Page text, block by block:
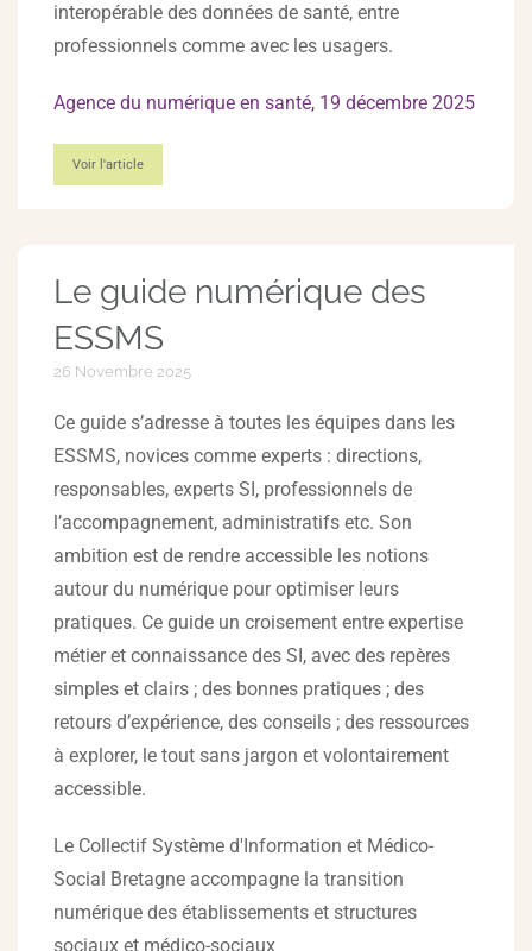
interopérable des données de santé, entre
professionnels comme avec les usagers.
Agence du numérique en santé, 19 décembre 2025
Voir l'article
Le guide numérique des
ESSMS
26 Novembre 2025
Ce guide s’adresse à toutes les équipes dans les
ESSMS, novices comme experts : directions,
responsables, experts SI, professionnels de
l’accompagnement, administratifs etc. Son
ambition est de rendre accessible les notions
autour du numérique pour optimiser leurs
pratiques. Ce guide un croisement entre expertise
métier et connaissance des SI, avec des repères
simples et clairs ; des bonnes pratiques ; des
retours d’expérience, des conseils ; des ressources
à explorer, le tout sans jargon et volontairement
accessible.
Le Collectif Système d'Information et Médico-
Social Bretagne accompagne la transition
numérique des établissements et structures
sociaux et médico-sociaux